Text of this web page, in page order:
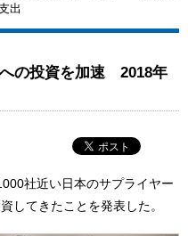
出
の投資を加速 2018年
社近い日本のサプライヤー
してきたことを発表した。